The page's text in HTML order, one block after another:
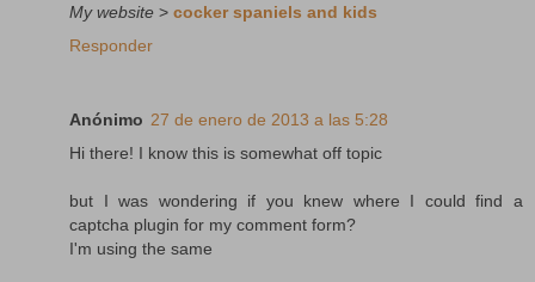
My website > cocker spaniels and kids
Responder
Anónimo 27 de enero de 2013 a las 5:28
Hi there! I know this is somewhat off topic
but I was wondering if you knew where I could find a
captcha plugin for my comment form?
I'm using the same